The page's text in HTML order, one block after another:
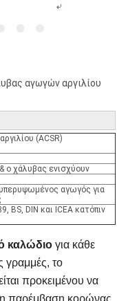
αγωγών αργιλίου
(ACSR)
ο χάλυβας ενισχύουν
αγωγός για
BS, DIN και ICEA κατόπιν
καλώδιογια κάθε
γραμμές, το
προκειμένου να